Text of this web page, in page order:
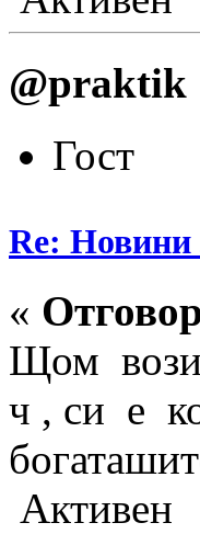
@praktik
Гост
Re: Новини
«
Щом вози
ч , си е
Активен